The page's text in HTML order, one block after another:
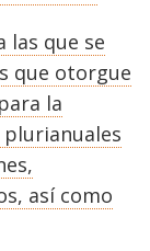
las que se
que otorgue
la
así como